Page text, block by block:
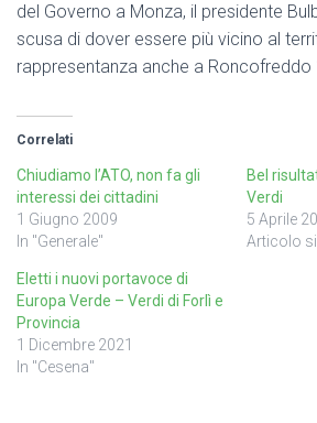
del Governo a Monza, il presidente
scusa di dover essere più vicino al
rappresentanza anche a Roncofreddo
Correlati
Chiudiamo l’ATO, non fa gli
interessi dei cittadini
1 Giugno 2009
In "Generale"
Bel
Verdi
5 Aprile
Articolo
Eletti i nuovi portavoce di
Europa Verde – Verdi di Forlì e
Provincia
1 Dicembre 2021
In "Cesena"